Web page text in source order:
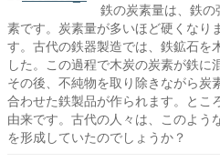
鉄の炭素量は、鉄
素です。炭素量が多いほど硬くなり
す。古代の鉄器製造では、鉄鉱石を
した。この過程で木炭の炭素が鉄に
その後、不純物を取り除きながら炭
合わせた鉄製品が作られます。とこ
由来です。古代の人々は、このよう
を形成していたのでしょうか？